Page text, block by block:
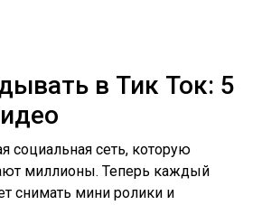
в Тик Ток: 5
социальная сеть, которую
миллионы. Теперь каждый
снимать мини ролики и